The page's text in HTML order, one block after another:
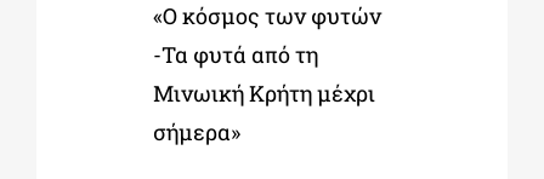
«Ο κόσμος των φυτών
-Τα φυτά από τη
Μινωική Κρήτη μέχρι
σήμερα»